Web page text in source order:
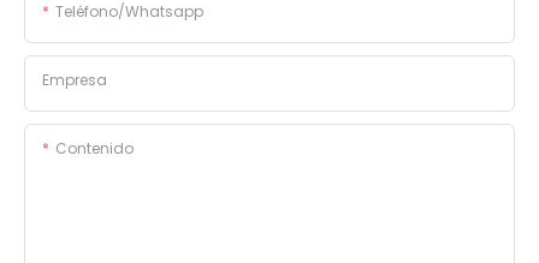
Teléfono/whatsapp
Empresa
Contenido